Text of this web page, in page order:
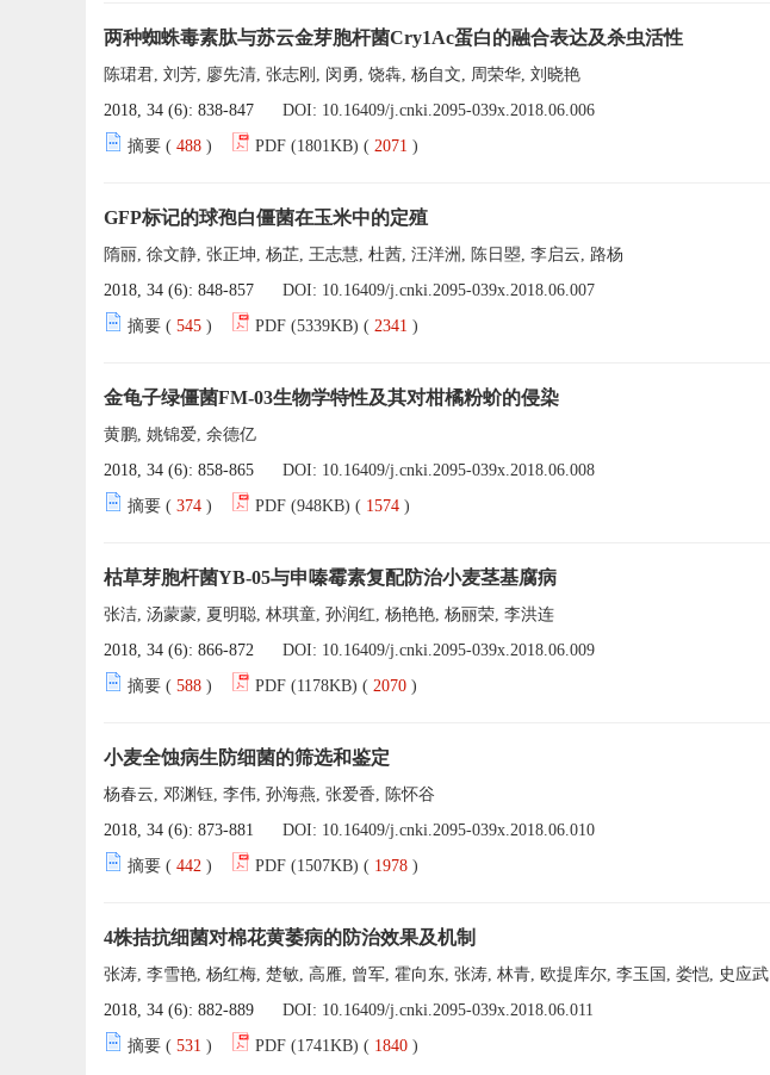
两种蜘蛛毒素肽与苏云金芽胞杆菌Cry1Ac蛋白的融合表达及杀虫活性
陈珺君, 刘芳, 廖先清, 张志刚, 闵勇, 饶犇, 杨自文, 周荣华, 刘晓艳
2018, 34 (6): 838-847
DOI: 10.16409/j.cnki.2095-039x.2018.06.006
摘要 ( 488 ) PDF (1801KB) ( 2071 )
GFP标记的球孢白僵菌在玉米中的定殖
隋丽, 徐文静, 张正坤, 杨芷, 王志慧, 杜茜, 汪洋洲, 陈日曌, 李启云, 路杨
2018, 34 (6): 848-857
DOI: 10.16409/j.cnki.2095-039x.2018.06.007
摘要 ( 545 ) PDF (5339KB) ( 2341 )
金龟子绿僵菌FM-03生物学特性及其对柑橘粉蚧的侵染
黄鹏, 姚锦爱, 余德亿
2018, 34 (6): 858-865
DOI: 10.16409/j.cnki.2095-039x.2018.06.008
摘要 ( 374 ) PDF (948KB) ( 1574 )
枯草芽胞杆菌YB-05与申嗪霉素复配防治小麦茎基腐病
张洁, 汤蒙蒙, 夏明聪, 林琪童, 孙润红, 杨艳艳, 杨丽荣, 李洪连
2018, 34 (6): 866-872
DOI: 10.16409/j.cnki.2095-039x.2018.06.009
摘要 ( 588 ) PDF (1178KB) ( 2070 )
小麦全蚀病生防细菌的筛选和鉴定
杨春云, 邓渊钰, 李伟, 孙海燕, 张爱香, 陈怀谷
2018, 34 (6): 873-881
DOI: 10.16409/j.cnki.2095-039x.2018.06.010
摘要 ( 442 ) PDF (1507KB) ( 1978 )
4株拮抗细菌对棉花黄萎病的防治效果及机制
张涛, 李雪艳, 杨红梅, 楚敏, 高雁, 曾军, 霍向东, 张涛, 林青, 欧提库尔, 李玉国, 娄恺, 史应武
2018, 34 (6): 882-889
DOI: 10.16409/j.cnki.2095-039x.2018.06.011
摘要 ( 531 ) PDF (1741KB) ( 1840 )